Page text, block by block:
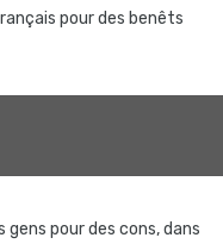
pour des benêts
pour des cons, dans